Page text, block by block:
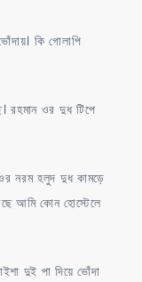
কি গোলাপি
রহমান ওর দুধ টিপে
ওর নরম হলুদ দুধ কামড়ে
আমি কোন হোস্টেলে
দুই পা দিয়ে ভোঁদা